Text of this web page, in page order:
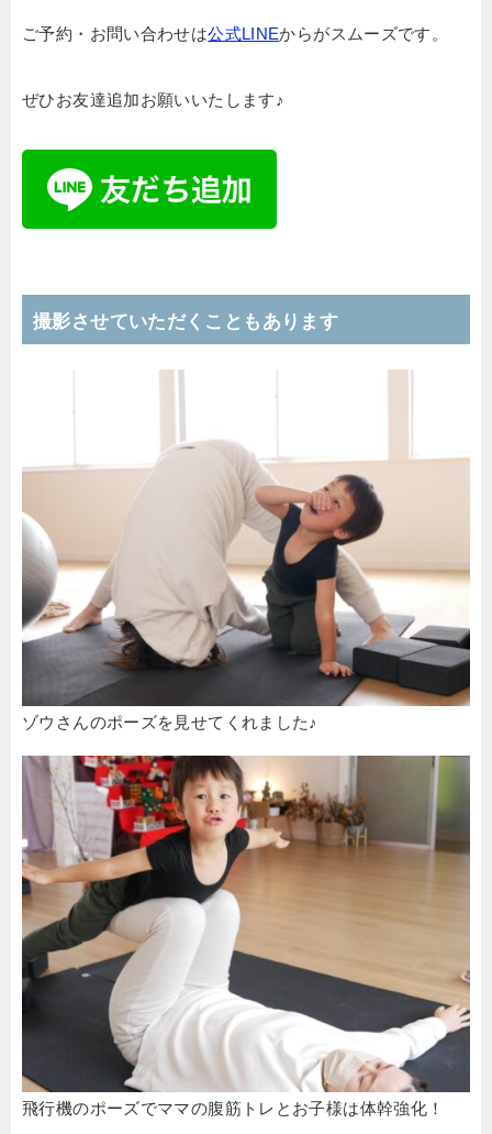
ご予約・お問い合わせは公式LINEからがスムーズです。
ぜひお友達追加お願いいたします♪
撮影させていただくこともあります
ゾウさんのポーズを見せてくれました♪
飛行機のポーズでママの腹筋トレとお子様は体幹強化！